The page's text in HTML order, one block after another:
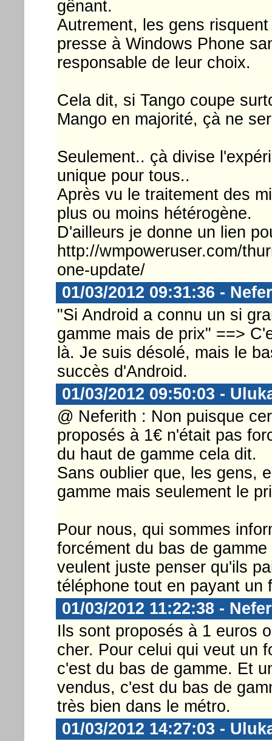
gênant.
Autrement, les gens
presse à Windows Phone
responsable de leur choix.
Cela dit, si Tango coupe
Mango en majorité, çà ne
Seulement.. çà divise
unique pour tous..
Après vu le traitement des
plus ou moins hétérogène.
D'ailleurs je donne un lien
http://wmpoweruser.com/
one-update/
01/03/2012 09:31:36 -
"Si Android a connu un si
gamme mais de prix" ==>
là. Je suis désolé, mais le
succès d'Android.
01/03/2012 09:50:03 -
@ Neferith : Non puisque
proposés à 1€ n'était pas
du haut de gamme cela dit.
Sans oublier que, les gens,
gamme mais seulement le
Pour nous, qui sommes
forcément du bas de
veulent juste penser qu'ils
téléphone tout en payant un
01/03/2012 11:22:38 -
Ils sont proposés à 1 euros
cher. Pour celui qui veut un
c'est du bas de gamme. Et
vendus, c'est du bas de
très bien dans le métro.
01/03/2012 14:27:03 -